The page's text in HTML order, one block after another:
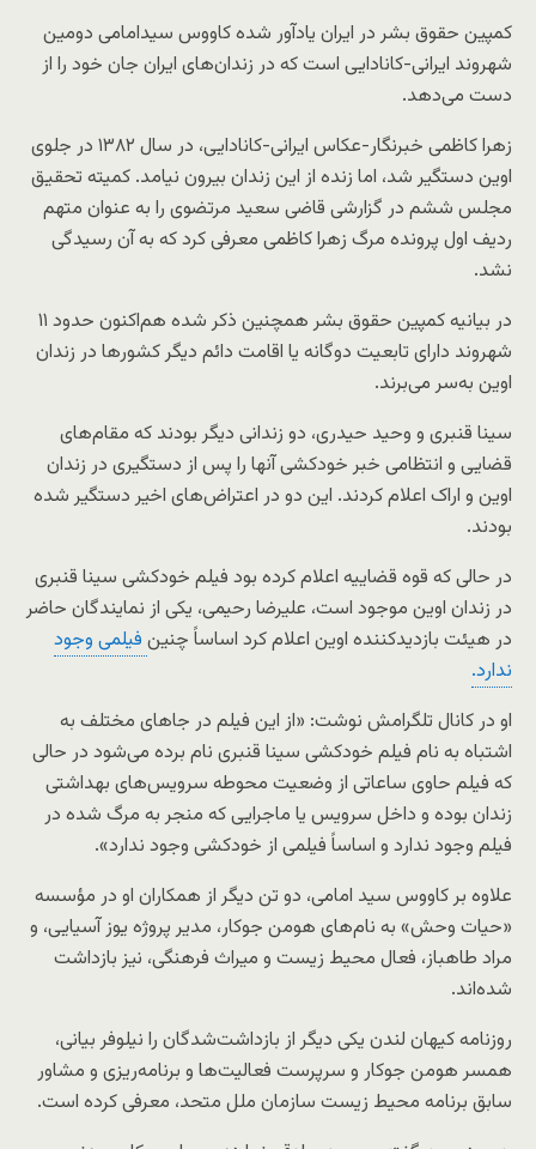
کمپین حقوق بشر در ایران یادآور شده کاووس سیدامامی دومین
شهروند ایرانی‌-کانادایی است که در زندان‌های ایران جان خود را از
دست می‌دهد.
زهرا کاظمی خبرنگار-عکاس ایرانی-کانادایی، در سال ۱۳۸۲ در جلوی
اوین دستگیر شد، اما زنده از این زندان بیرون نیامد. کمیته تحقیق
مجلس ششم در گزارشی قاضی سعید مرتضوی را به عنوان متهم
ردیف اول پرونده مرگ زهرا کاظمی معرفی کرد که به آن رسیدگی
نشد.
در بیانیه کمپین حقوق بشر همچنین ذکر شده هم‌اکنون حدود ۱۱
شهروند دارای تابعیت دوگانه یا اقامت دائم دیگر کشورها در زندان
اوین به‌سر می‌برند.
سینا قنبری و وحید حیدری، دو زندانی دیگر بودند که مقام‌های
قضایی و انتظامی خبر خودکشی آنها را پس از دستگیری در زندان
اوین و اراک اعلام کردند. این دو در اعتراض‌های اخیر دستگیر شده
بودند.
در حالی که قوه قضاییه اعلام کرده بود فیلم خودکشی سینا قنبری
در زندان اوین موجود است، علیرضا رحیمی، یکی از نمایندگان حاضر
در هیئت بازدیدکننده اوین اعلام کرد اساساً چنین فیلمی وجود
ندارد.
او در کانال تلگرامش نوشت: «از این فیلم در جاهای مختلف به
اشتباه به نام فیلم خودکشی سینا قنبری نام برده می‌شود در حالی‌
که فیلم حاوی ساعاتی از وضعیت محوطه سرویس‌های بهداشتی
زندان بوده و داخل سرویس یا ماجرایی که منجر به مرگ شده در
فیلم وجود ندارد و اساساً فیلمی از خودکشی وجود ندارد».
علاوه بر کاووس سید امامی، دو تن دیگر از همکاران او در مؤسسه
«حیات وحش» به نام‌های هومن جوکار، مدیر پروژه یوز آسیایی، و
مراد طاهباز، فعال محیط زیست و میراث فرهنگی، نیز بازداشت
شده‌اند.
روزنامه کیهان لندن یکی دیگر از بازداشت‌شدگان را نیلوفر بیانی،
همسر هومن جوکار و سرپرست فعالیت‌ها و برنامه‌ریزی و مشاور
سابق برنامه محیط زیست سازمان ملل متحد، معرفی کرده است.